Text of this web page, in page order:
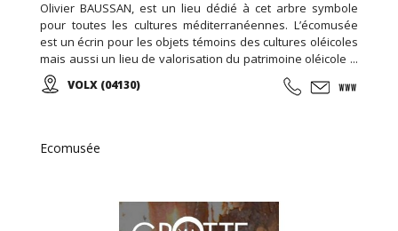
Olivier BAUSSAN, est un lieu dédié à cet arbre symbole
pour toutes les cultures méditerranéennes. L’écomusée
est un écrin pour les objets témoins des cultures oléicoles
mais aussi un lieu de valorisation du patrimoine oléicole ...
Venez visiter la boutique en ligne de l'Ecomusée l'Olivier et
retrouvez vos huiles préférées...
VOLX (04130)
Ecomusée